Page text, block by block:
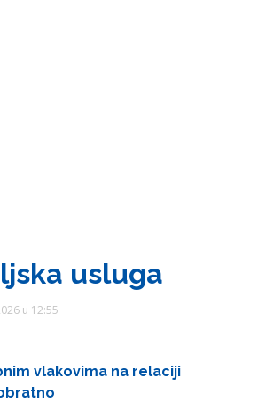
usluga
u 12:55
vlakovima na relaciji